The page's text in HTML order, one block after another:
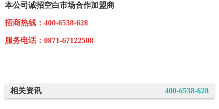
本公司诚招空白市场合作加盟商
招商热线 ： 400-6538-628
服务电话：0871-67122508
相关资讯 400-6538-628